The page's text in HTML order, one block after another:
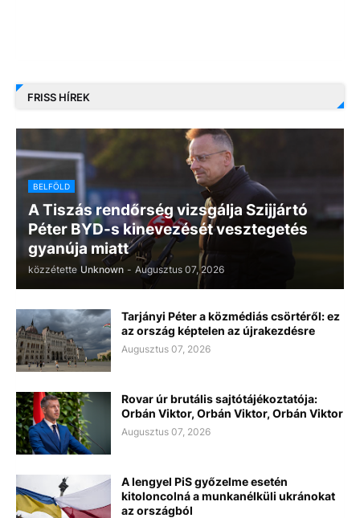
FRISS HÍREK
BELFÖLD
A Tiszás rendőrség vizsgálja Szijjártó
Péter BYD-s kinevezését vesztegetés
gyanúja miatt
közzétette Unknown - Augusztus 07, 2026
Tarjányi Péter a közmédiás csörtéről: ez
az ország képtelen az újrakezdésre
Augusztus 07, 2026
Rovar úr brutális sajtótájékoztatója:
Orbán Viktor, Orbán Viktor, Orbán Viktor
Augusztus 07, 2026
A lengyel PiS győzelme esetén
kitoloncolná a munkanélküli ukránokat
az országból